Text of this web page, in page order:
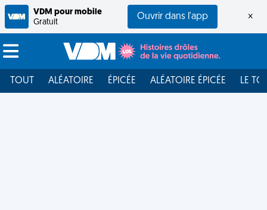
VDM pour mobile
Gratuit
Ouvrir dans l'app ×
TOUT ALÉATOIRE ÉPICÉE ALÉATOIRE ÉPICÉE LE